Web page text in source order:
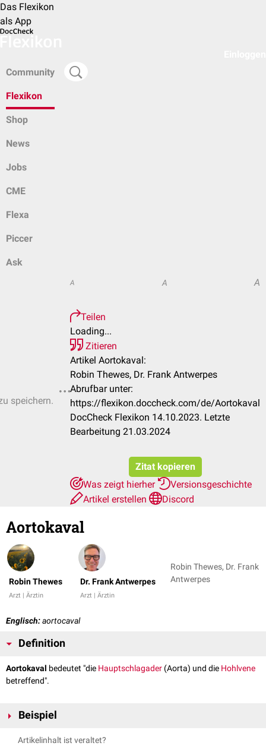
Das Flexikon
als App
Community
Flexikon
Shop
News
Jobs
CME
Flexa
Piccer
Ask
speichern.
A A A
Teilen
Loading...
Zitieren
Artikel Aortokaval:
Robin Thewes, Dr. Frank Antwerpes
Abrufbar unter:
https://flexikon.doccheck.com/de/Aortokaval
DocCheck Flexikon 14.10.2023. Letzte
Bearbeitung 21.03.2024
Zitat kopieren
Was zeigt hierher
Versionsgeschichte
Artikel erstellen
Discord
Aortokaval
Robin Thewes
Arzt | Ärztin
Dr. Frank Antwerpes
Arzt | Ärztin
Robin Thewes, Dr. Frank
Antwerpes
Englisch:aortocaval
Definition
Aortokaval bedeutet "die Hauptschlagader (Aorta) und die Hohlvene
betreffend".
Beispiel
Aortokavale Fistel
Artikelinhalt ist veraltet?